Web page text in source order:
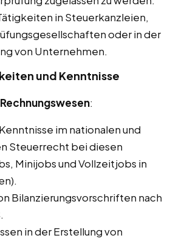
in Steuerkanzleien,
oder in der
von Unternehmen.
und Kenntnisse
:
im nationalen und
Steuerrecht bei diesen
Minijobs und Vollzeitjobs in
Bilanzierungsvorschriften nach
in der Erstellung von